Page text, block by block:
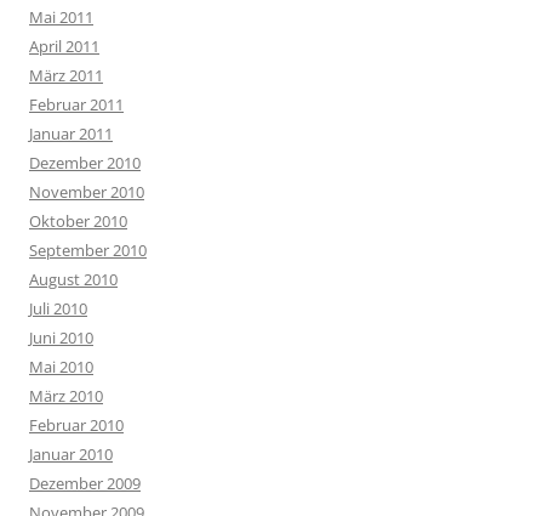
Mai 2011
April 2011
März 2011
Februar 2011
Januar 2011
Dezember 2010
November 2010
Oktober 2010
September 2010
August 2010
Juli 2010
Juni 2010
Mai 2010
März 2010
Februar 2010
Januar 2010
Dezember 2009